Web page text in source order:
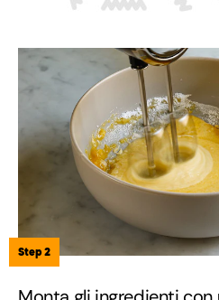
Step 2